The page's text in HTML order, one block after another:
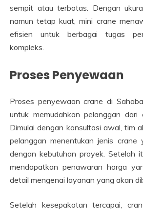
sempit atau terbatas. Dengan
namun tetap kuat, mini crane
efisien untuk berbagai tugas
kompleks.
Proses Penyewaan
Proses penyewaan crane di
untuk memudahkan pelanggan dari
Dimulai dengan konsultasi awal, tim
pelanggan menentukan jenis crane
dengan kebutuhan proyek. Setelah
mendapatkan penawaran harga
detail mengenai layanan yang akan
Setelah kesepakatan tercapai,